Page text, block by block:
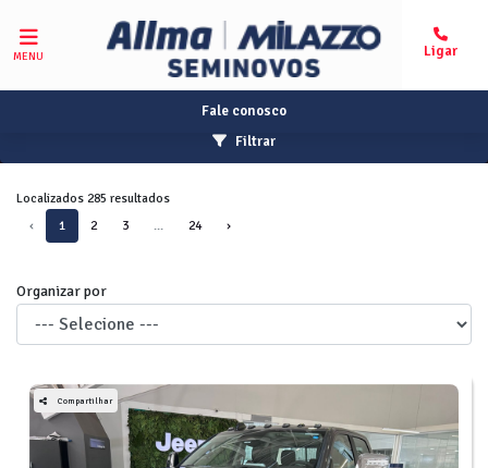
MENU
Fale conosco
Localizados 285 resultados
‹
1 2 3 ... 24 ›
Filtrar
Organizar por
Compartilhar